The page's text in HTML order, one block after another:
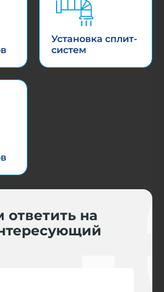
Установка сплит-
систем
на